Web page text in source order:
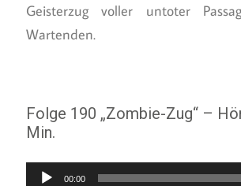
Geisterzug voller untoter
Wartenden.
Folge 190 „Zombie-Zug“ –
Min.
Audio-
00:00